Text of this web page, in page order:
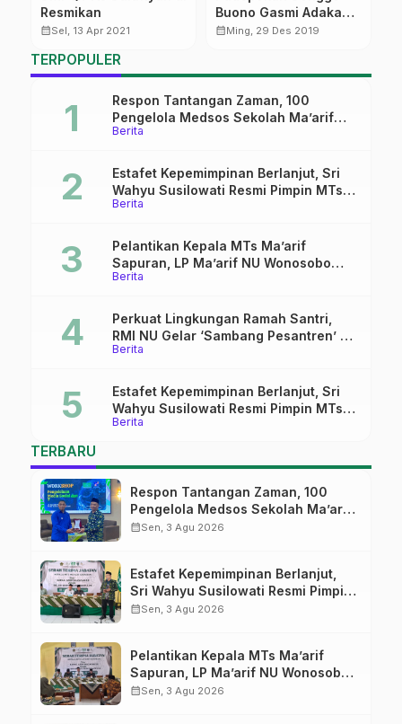
Resmikan
calendar_monthSel, 13 Apr 2021
Buono Gasmi Adakan
UKT
calendar_monthMing, 29 Des 2019
TERPOPULER
Berita
Respon Tantangan Zaman, 100
Pengelola Medsos Sekolah Ma’arif
Pekalongan Ikuti Pelatihan Literasi
Berita
Estafet Kepemimpinan Berlanjut, Sri
Wahyu Susilowati Resmi Pimpin MTs
Ma’arif Sapuran
Berita
Pelantikan Kepala MTs Ma’arif
Sapuran, LP Ma’arif NU Wonosobo
Tekankan Lima Amanah
Berita
Perkuat Lingkungan Ramah Santri,
RMI NU Gelar ‘Sambang Pesantren’ di
Pati
Berita
Estafet Kepemimpinan Berlanjut, Sri
Wahyu Susilowati Resmi Pimpin MTs
Ma’arif Sapuran
TERBARU
Respon Tantangan Zaman, 100
Pengelola Medsos Sekolah Ma’arif
Pekalongan Ikuti Pelatihan Literasi
calendar_monthSen, 3 Agu 2026
Estafet Kepemimpinan Berlanjut,
Sri Wahyu Susilowati Resmi Pimpin
MTs Ma’arif Sapuran
calendar_monthSen, 3 Agu 2026
Pelantikan Kepala MTs Ma’arif
Sapuran, LP Ma’arif NU Wonosobo
Tekankan Lima Amanah
calendar_monthSen, 3 Agu 2026